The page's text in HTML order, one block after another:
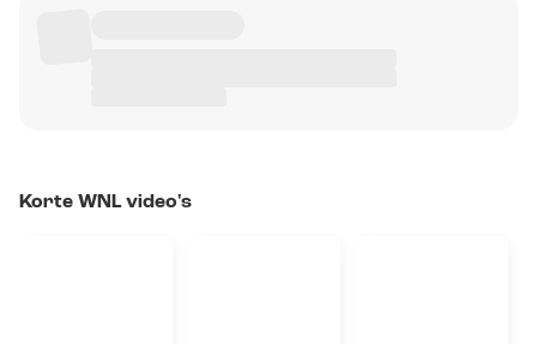
Korte WNL video's